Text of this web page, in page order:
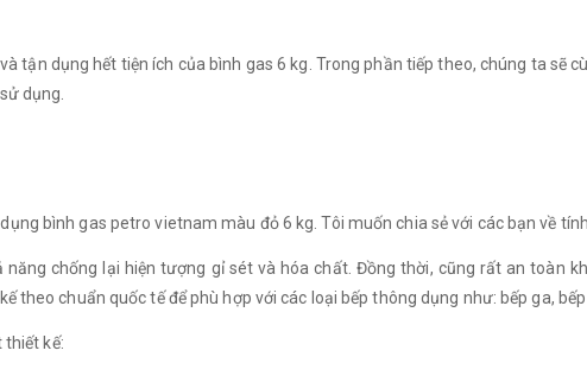
tận dụng hết tiện ích của bình gas 6 kg. Trong phần tiếp theo, chúng ta sẽ
dụng.
bình gas petro vietnam màu đỏ 6 kg. Tôi muốn chia sẻ với các bạn về
chống lại hiện tượng gỉ sét và hóa chất. Đồng thời, cũng rất an toàn
chuẩn quốc tế để phù hợp với các loại bếp thông dụng như: bếp ga, bếp
thiết kế: